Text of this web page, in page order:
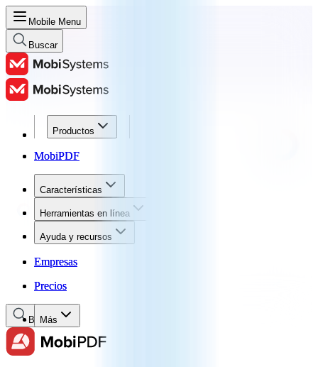
Mobile Menu
Buscar
Productos
MobiPDF
Características
Herramientas en línea
Ayuda y recursos
Empresas
Precios
Más
Productos
MobiPDF
Características
Herramientas en línea
Ayuda y recursos
Empresas
Precios
Buscar